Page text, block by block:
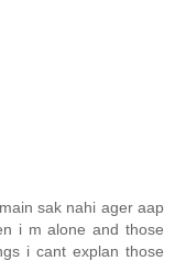
sak nahi ager aap
i m alone and those
i cant explan those